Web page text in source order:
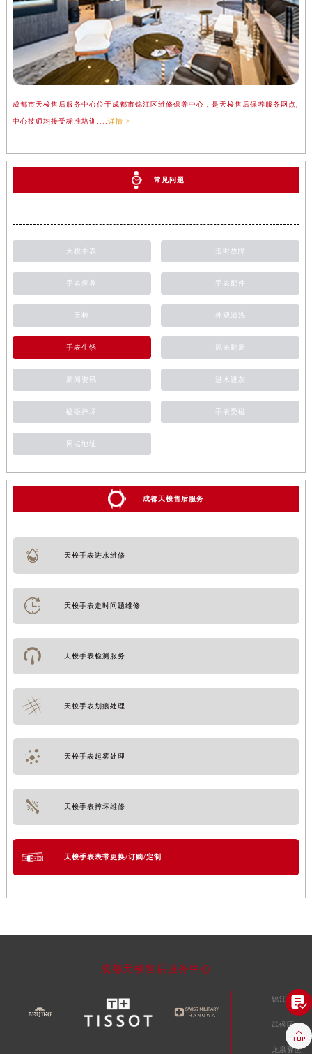
成都市天梭售后服务中心位于成都市锦江区维修保养中心，是天梭售后保养服务网点,
中心技师均接受标准培训....详情 >
常见问题
天梭手表 走时故障
手表保养 手表配件
天梭 外观清洗
手表生锈 抛光翻新
新闻资讯 进水进灰
磕碰摔坏 手表受磁
网点地址
成都天梭售后服务
天梭手表进水维修
天梭手表走时问题维修
天梭手表检测服务
天梭手表划痕处理
天梭手表起雾处理
天梭手表摔坏维修
天梭手表表带更换/订购/定制
成都天梭售后服务中心
锦江区
武侯区
龙泉驿区

